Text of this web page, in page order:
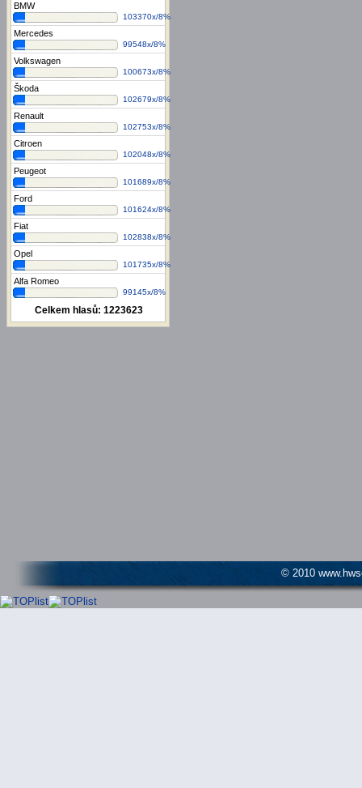
BMW
103370x/8%
Mercedes
99548x/8%
Volkswagen
100673x/8%
Škoda
102679x/8%
Renault
102753x/8%
Citroen
102048x/8%
Peugeot
101689x/8%
Ford
101624x/8%
Fiat
102838x/8%
Opel
101735x/8%
Alfa Romeo
99145x/8%
Celkem hlasů: 1223623
© 2010